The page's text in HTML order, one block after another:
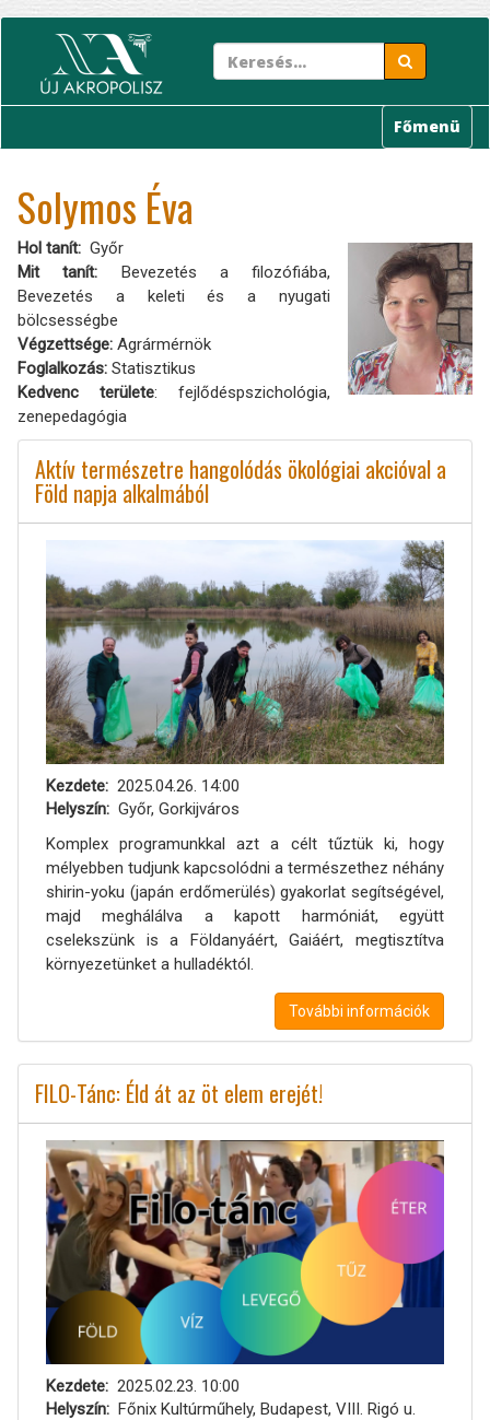
tartalomra
Főmenü
Solymos Éva
Hol tanít
Győr
Mit tanít: Bevezetés a filozófiába,
Bevezetés a keleti és a nyugati
bölcsességbe
Végzettsége: Agrármérnök
Foglalkozás: Statisztikus
Kedvenc területe: fejlődéspszichológia,
zenepedagógia
Aktív természetre hangolódás ökológiai akcióval a
Föld napja alkalmából
Kezdete
2025.04.26. 14:00
Helyszín
Győr, Gorkijváros
Komplex programunkkal azt a célt tűztük ki, hogy
mélyebben tudjunk kapcsolódni a természethez néhány
shirin-yoku (japán erdőmerülés) gyakorlat segítségével,
majd meghálálva a kapott harmóniát, együtt
cselekszünk is a Földanyáért, Gaiáért, megtisztítva
környezetünket a hulladéktól.
További információk
FILO-Tánc: Éld át az öt elem erejét!
Kezdete
2025.02.23. 10:00
Helyszín
Főnix Kultúrműhely, Budapest, VIII. Rigó u.